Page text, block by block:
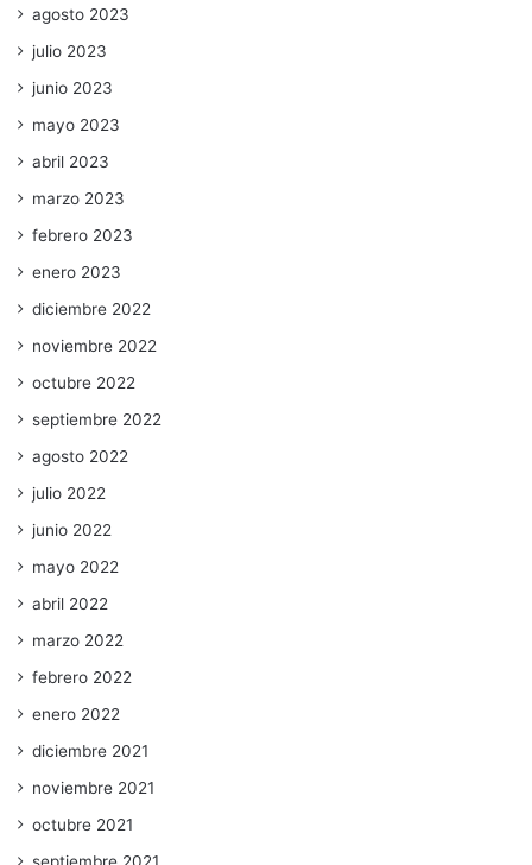
agosto 2023
julio 2023
junio 2023
mayo 2023
abril 2023
marzo 2023
febrero 2023
enero 2023
diciembre 2022
noviembre 2022
octubre 2022
septiembre 2022
agosto 2022
julio 2022
junio 2022
mayo 2022
abril 2022
marzo 2022
febrero 2022
enero 2022
diciembre 2021
noviembre 2021
octubre 2021